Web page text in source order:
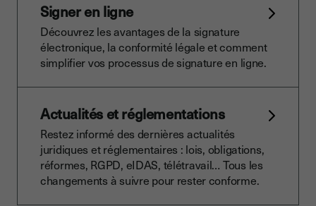
Signer en ligne
Découvrez les avantages de la signature
électronique, la conformité légale et comment
simplifier vos processus de signature en ligne.
Actualités et réglementations
Restez informé des dernières actualités
juridiques et réglementaires : lois, obligations,
réformes, RGPD, eIDAS, télétravail… Tous les
changements à suivre pour rester conforme.